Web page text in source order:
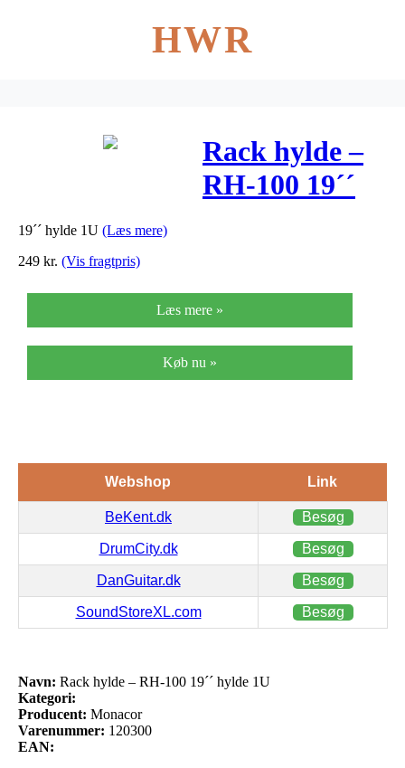
HWR
Rack hylde –
RH-100 19´´
19´´ hylde 1U (Læs mere)
249 kr. (Vis fragtpris)
Læs mere »
Køb nu »
Webshop Link
BeKent.dk Besøg
DrumCity.dk Besøg
DanGuitar.dk Besøg
SoundStoreXL.com Besøg
Navn: Rack hylde – RH-100 19´´ hylde 1U
Kategori:
Producent: Monacor
Varenummer: 120300
EAN: